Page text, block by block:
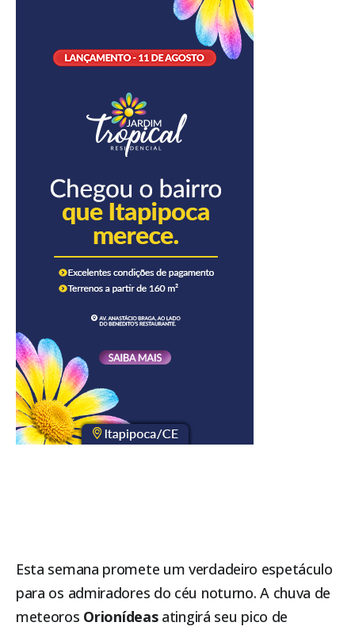
Esta semana promete um verdadeiro espetáculo
para os admiradores do céu noturno. A chuva de
meteoros Orionídeasatingirá seu pico de